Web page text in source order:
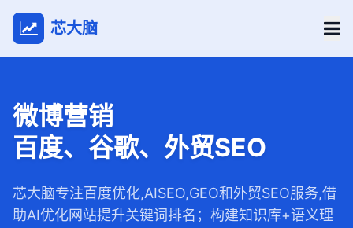
芯大脑
微博营销
百度、谷歌、外贸SEO
芯大脑专注百度优化,AISEO,GEO和外贸SEO服务,借
助AI优化网站提升关键词排名；构建知识库+语义理